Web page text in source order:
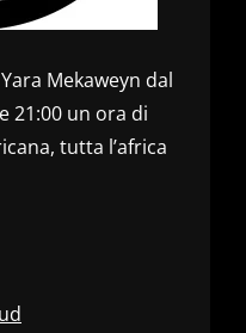
Mekaweyn dal
21:00 un ora di
tutta l’africa